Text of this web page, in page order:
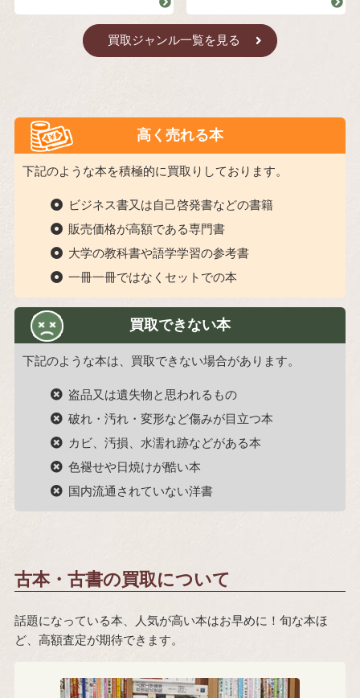
買取ジャンル一覧を見る
高く売れる本
下記のような本を積極的に買取りしております。
ビジネス書又は自己啓発書などの書籍
販売価格が高額である専門書
大学の教科書や語学学習の参考書
一冊一冊ではなくセットでの本
買取できない本
下記のような本は、買取できない場合があります。
盗品又は遺失物と思われるもの
破れ・汚れ・変形など傷みが目立つ本
カビ、汚損、水濡れ跡などがある本
色褪せや日焼けが酷い本
国内流通されていない洋書
古本・古書の買取について
話題になっている本、人気が高い本はお早めに！旬な本ほ
ど、高額査定が期待できます。